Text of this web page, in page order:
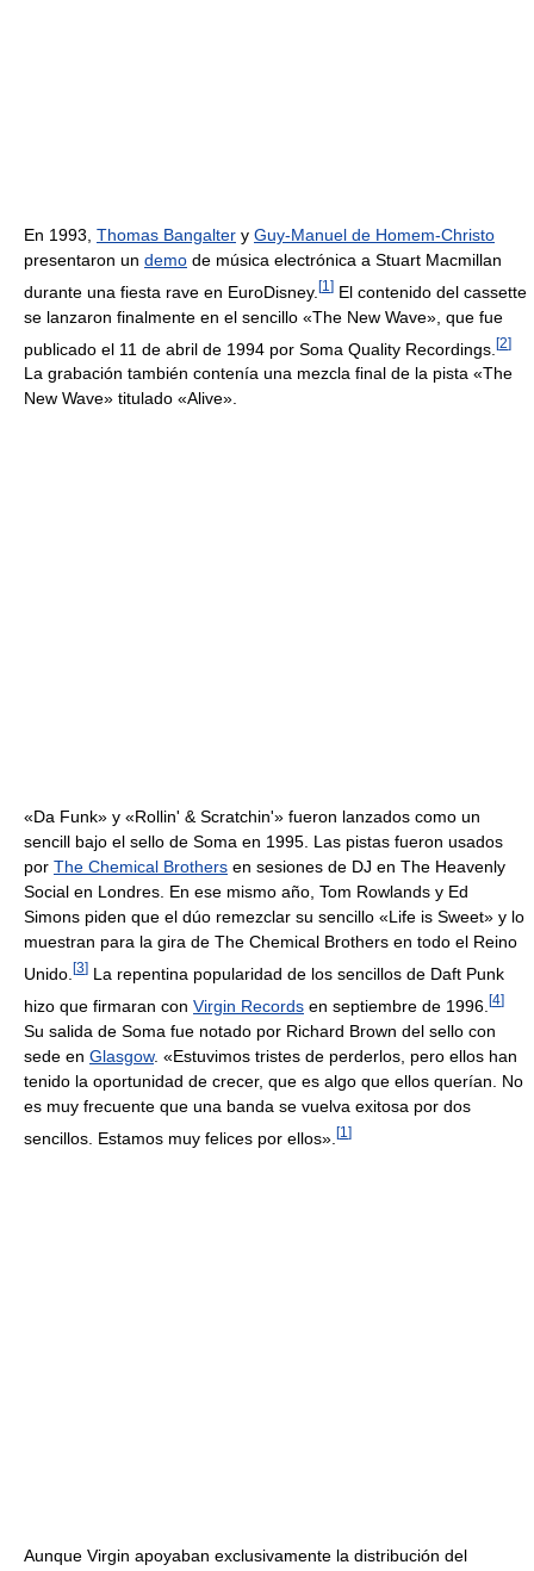
En 1993, Thomas Bangalter y Guy-Manuel de Homem-Christo
presentaron un demo de música electrónica a Stuart Macmillan
durante una fiesta rave en EuroDisney. [1 ] El contenido del cassette
se lanzaron finalmente en el sencillo «The New Wave», que fue
publicado el 11 de abril de 1994 por Soma Quality Recordings. [2]
La grabación también contenía una mezcla final de la pista «The
New Wave» titulado «Alive».
«Da Funk» y «Rollin' & Scratchin'» fueron lanzados como un
sencill bajo el sello de Soma en 1995. Las pistas fueron usados
por The Chemical Brothers en sesiones de DJ en The Heavenly
Social en Londres. En ese mismo año, Tom Rowlands y Ed
Simons piden que el dúo remezclar su sencillo «Life is Sweet» y lo
muestran para la gira de The Chemical Brothers en todo el Reino
Unido. [3] La repentina popularidad de los sencillos de Daft Punk
hizo que firmaran con Virgin Records en septiembre de 1996. [4]
Su salida de Soma fue notado por Richard Brown del sello con
sede en Glasgow. «Estuvimos tristes de perderlos, pero ellos han
tenido la oportunidad de crecer, que es algo que ellos querían. No
es muy frecuente que una banda se vuelva exitosa por dos
sencillos. Estamos muy felices por ellos». [1 ]
Aunque Virgin apoyaban exclusivamente la distribución del